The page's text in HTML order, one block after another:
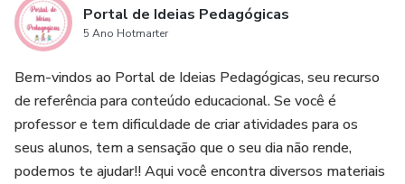
Portal de Ideias Pedagógicas
5 Ano Hotmarter
Bem-vindos ao Portal de Ideias Pedagógicas, seu recurso
de referência para conteúdo educacional. Se você é
professor e tem dificuldade de criar atividades para os
seus alunos, tem a sensação que o seu dia não rende,
podemos te ajudar!! Aqui você encontra diversos materiais